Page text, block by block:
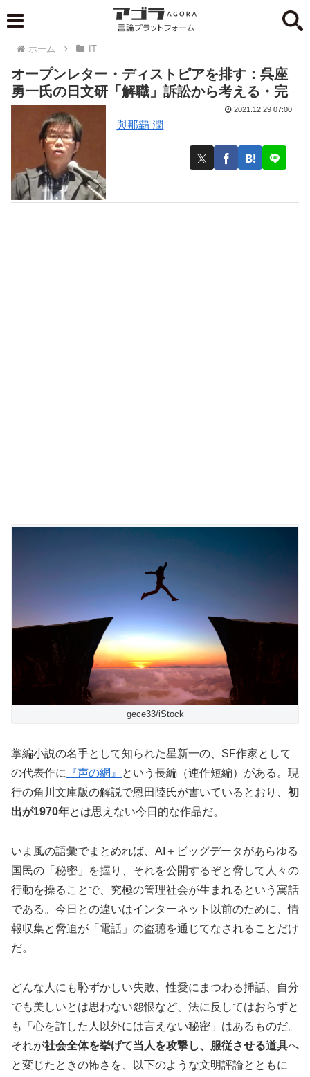
ホーム IT
オープンレター・ディストピアを排す：呉座
勇一氏の日文研「解職」訴訟から考える・完
與那覇 潤
2021.12.29 07:00
gece33/iStock
掌編小説の名手として知られた星新一の、SF作家として
の代表作に
『声の網』
という長編（連作短編）がある。現
行の角川文庫版の解説で恩田陸氏が書いているとおり、 初
出が1970年とは思えない今日的な作品だ。
いま風の語彙でまとめれば、AI＋ビッグデータがあらゆる
国民の「秘密」を握り、それを公開するぞと脅して人々の
行動を操ることで、究極の管理社会が生まれるという寓話
である。今日との違いはインターネット以前のために、情
報収集と脅迫が「電話」の盗聴を通じてなされることだけ
だ。
どんな人にも恥ずかしい失敗、性愛にまつわる挿話、自分
でも美しいとは思わない怨恨など、法に反してはおらずと
も「心を許した人以外には言えない秘密」はあるものだ。
それが社会全体を挙げて当人を攻撃し、服従させる道具へ
と変じたときの怖さを、以下のような文明評論とともに